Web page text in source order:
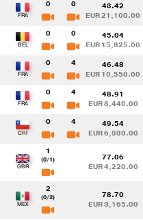
0 0 43.42
EUR 21,100.00
0 0 45.04
EUR 15,825.00
0 4 46.48
EUR 10,550.00
0 4 48.91
EUR 8,440.00
0 4 49.54
EUR 6,330.00
1
(0/1) 77.06
EUR 4,220.00
2
(0/2) 78.70
EUR 3,165.00